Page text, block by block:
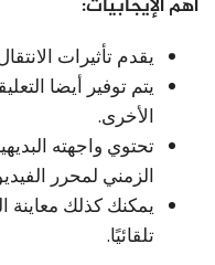
أهم الإيجابيات:
يقدم تأثيرات
يتم توفير أيضا
الأخرى.
تحتوي واجهته
الزمني لمحرر
يمكنك كذلك معاينة
تلقائيًا.